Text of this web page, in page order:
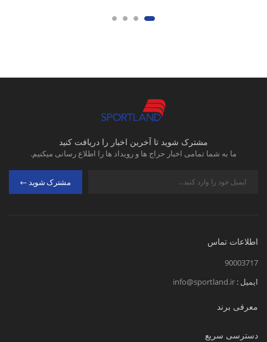
مشترک شوید تا آخرین اخبار را دریافت کنید
ما به شما تمامی اخبار حراج ها و رویداد ها را اطلاع رسانی میکنیم.
مشترک شوید
اطلاعات تماس
90003717
ایمیل : info@sportland.ir
معرفی برند
دسترسی سریع